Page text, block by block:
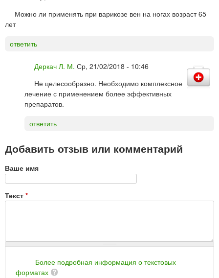
Можно ли применять при варикозе вен на ногах возраст 65
лет
ответить
Деркач Л. М. Ср, 21/02/2018 - 10:46
Не целесообразно. Необходимо комплексное
лечение с применением более эффективных
препаратов.
ответить
Добавить отзыв или комментарий
Ваше имя
Текст *
Более подробная информация о текстовых
форматах